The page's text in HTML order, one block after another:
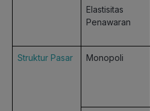
Elastisitas
Penawaran
Struktur Pasar Monopoli